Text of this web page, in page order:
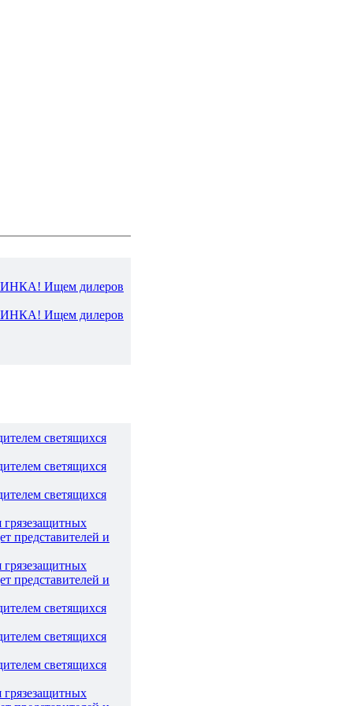
Ищем дилеров
Ищем дилеров
светящихся
светящихся
светящихся
грязезащитных
представителей и
грязезащитных
представителей и
светящихся
светящихся
светящихся
грязезащитных